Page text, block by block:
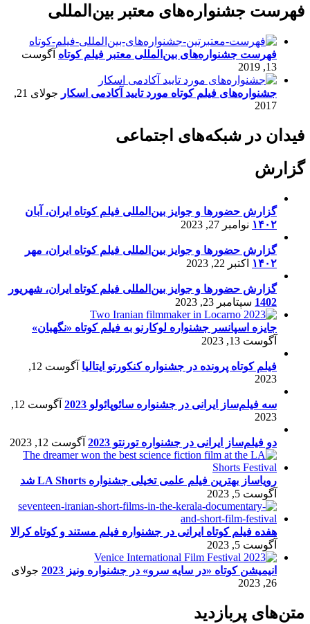
فهرست جشنواره‌های معتبر بین‌المللی
فهرست جشنواره‌های بین‌المللی معتبر فیلم کوتاه آگوست
13, 2019
جشنواره‌های فیلم کوتاه مورد تایید آکادمی اسکار
جولای 21,
2017
فیدان در شبکه‌های اجتماعی
گزارش
گزارش حضورها و جوایز بین‌المللی فیلم کوتاه ایران، آبان
۱۴۰۲ نوامبر 27, 2023
گزارش حضورها و جوایز بین‌المللی فیلم کوتاه ایران، مهر
۱۴۰۲ اکتبر 22, 2023
گزارش حضورها و جوایز بین‌المللی فیلم کوتاه ایران، شهریور
1402 سپتامبر 23, 2023
جایزه اسپانسر جشنواره لوکارنو به فیلم کوتاه «نگهبان»
آگوست 13, 2023
فیلم کوتاه پرونده در جشنواره کنکورتو ایتالیا
آگوست 12,
2023
سه فیلم‌ساز ایرانی در جشنواره سائوپائولو 2023
آگوست 12,
2023
دو فیلم‌ساز ایرانی در جشنواره تورنتو 2023 آگوست 12, 2023
رویاساز بهترین فیلم علمی تخیلی جشنواره LA Shorts شد
آگوست 5, 2023
هفده فیلم کوتاه ایرانی در جشنواره فیلم مستند و کوتاه کرالا
آگوست 5, 2023
انیمیشن کوتاه «در سایه سرو» در جشنواره ونیز 2023
جولای
26, 2023
متن‌های پربازدید